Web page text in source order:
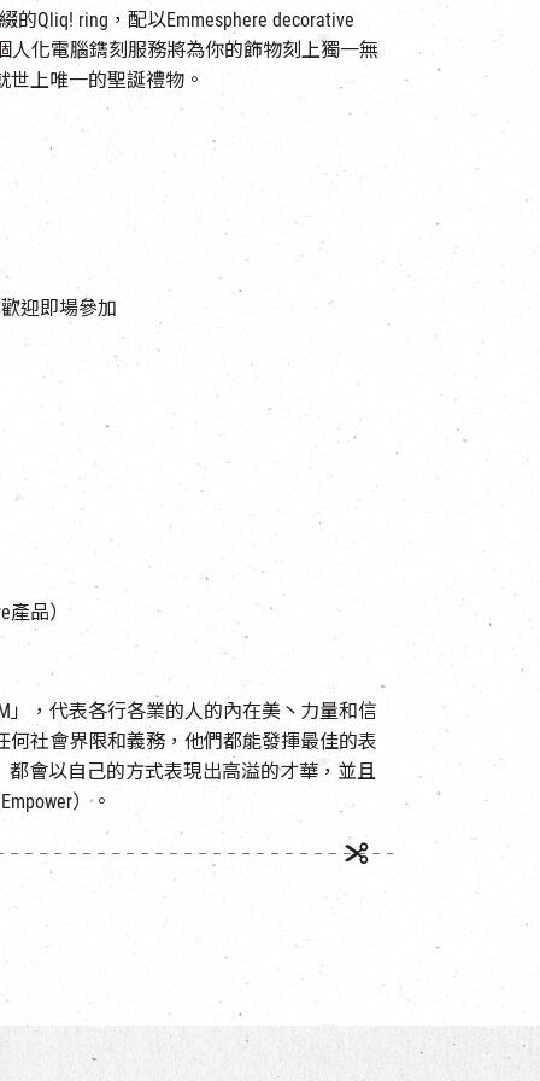
Qliq! ring，配以Emmesphere decorative
人化電腦鐫刻服務將為你的飾物刻上獨一無
上唯一的聖誕禮物。
迎即場參加
品）
」，代表各行各業的人的內在美丶力量和信
社會界限和義務，他們都能發揮最佳的表
都會以自己的方式表現出高溢的才華，並且
）。